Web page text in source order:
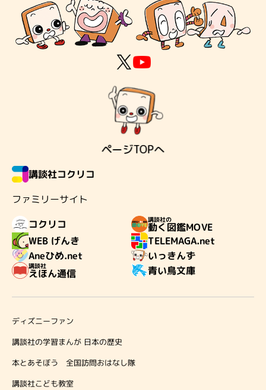
ページTOPへ
講談社コクリコ
ファミリーサイト
コクリコ 講談社の
動く図鑑MOVE
WEB げんき TELEMAGA.net
Aneひめ.net いっきんず
講談社
えほん通信 青い鳥文庫
ディズニーファン
講談社の学習まんが 日本の歴史
本とあそぼう 全国訪問おはなし隊
講談社こども教室